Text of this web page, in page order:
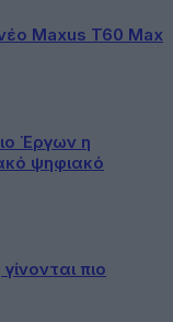
Maxus T60 Max
Έργων η
ψηφιακό
πιο